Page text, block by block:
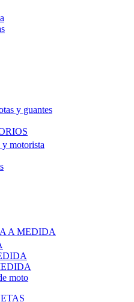
y guantes
y motorista
A MEDIDA
moto